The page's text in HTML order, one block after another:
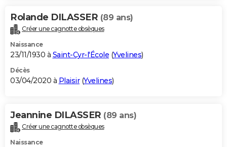
Rolande DILASSER (89 ans)
Créer une cagnotte obsèques
Naissance
23/11/1930 à Saint-Cyr-l'École (Yvelines)
Décès
03/04/2020 à Plaisir(Yvelines)
Jeannine DILASSER (89 ans)
Créer une cagnotte obsèques
Naissance